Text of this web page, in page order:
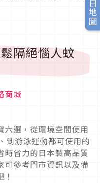
旅日地圖
隔絕惱人蚊
商城
六選，從環境空間使用
到游泳運動都可使用的
時省力的日本製高品質
可參考門市資訊以及備